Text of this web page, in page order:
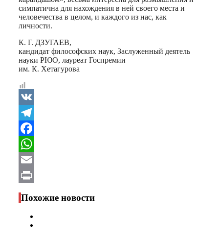
симпатична для нахождения в ней своего места и
человечества в целом, и каждого из нас, как
личности.
К. Г. ДЗУГАЕВ,
кандидат философских наук, Заслуженный деятель
науки РЮО, лауреат Госпремии
им. К. Хетагурова
VK
Telegram
Facebook
WhatsApp
Email
Print
Похожие новости